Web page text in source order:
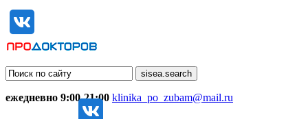
ежедневно 9:00-21:00 klinika_po_zubam@mail.ru